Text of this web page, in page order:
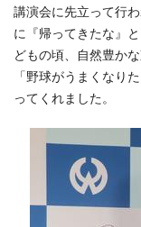
講演会に先立って行
に『帰ってきたな』
どもの頃、自然豊か
「野球がうまくなり
ってくれました。